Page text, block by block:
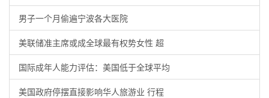
男子一个月偷遍宁波各大医院
美联储准主席或成全球最有权势女性 超
国际成年人能力评估：美国低于全球平均
美国政府停摆直接影响华人旅游业 行程